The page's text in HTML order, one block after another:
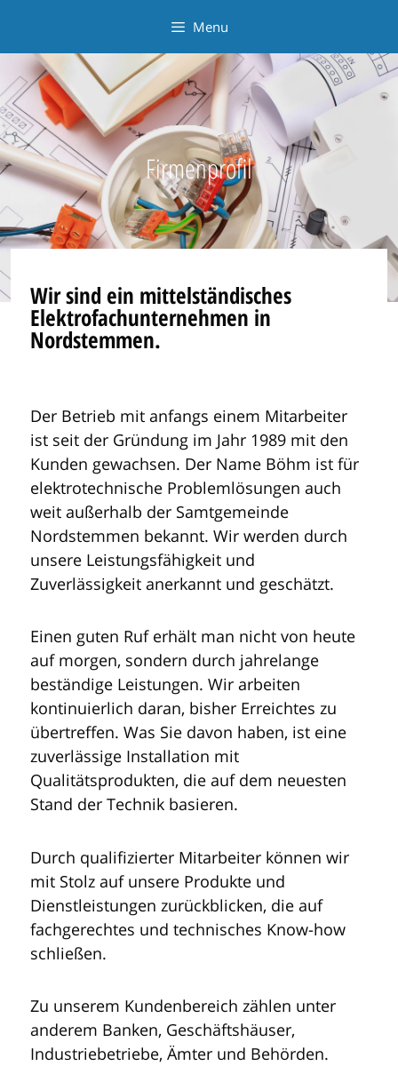
Menu
Firmenprofil
Wir sind ein mittelständisches
Elektrofachunternehmen in
Nordstemmen.
Der Betrieb mit anfangs einem Mitarbeiter
ist seit der Gründung im Jahr 1989 mit den
Kunden gewachsen. Der Name Böhm ist für
elektrotechnische Problemlösungen auch
weit außerhalb der Samtgemeinde
Nordstemmen bekannt. Wir werden durch
unsere Leistungsfähigkeit und
Zuverlässigkeit anerkannt und geschätzt.
Einen guten Ruf erhält man nicht von heute
auf morgen, sondern durch jahrelange
beständige Leistungen. Wir arbeiten
kontinuierlich daran, bisher Erreichtes zu
übertreffen. Was Sie davon haben, ist eine
zuverlässige Installation mit
Qualitätsprodukten, die auf dem neuesten
Stand der Technik basieren.
Durch qualifizierter Mitarbeiter können wir
mit Stolz auf unsere Produkte und
Dienstleistungen zurückblicken, die auf
fachgerechtes und technisches Know-how
schließen.
Zu unserem Kundenbereich zählen unter
anderem Banken, Geschäftshäuser,
Industriebetriebe, Ämter und Behörden.